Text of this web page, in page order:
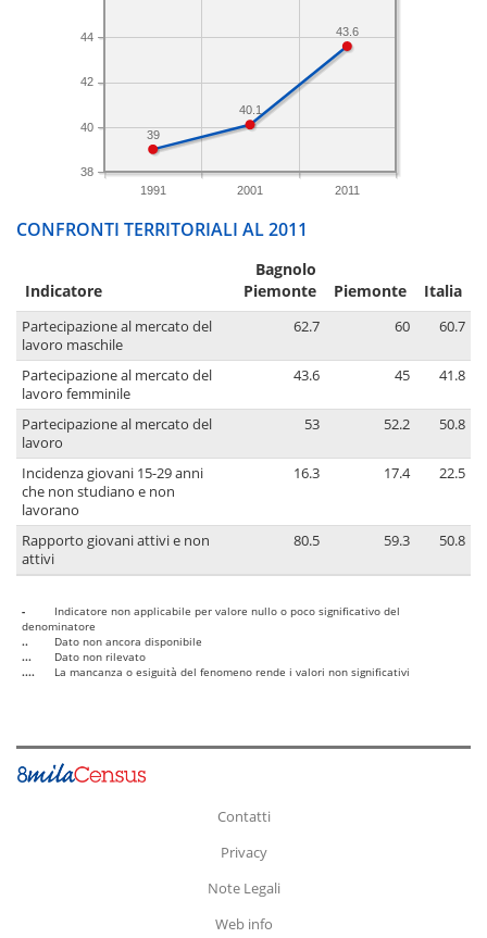
1991 2001 2011
38
40
42
44 43.6
40.1
39
CONFRONTI TERRITORIALI AL 2011
Indicatore
Bagnolo
Piemonte
Piemonte Italia
Partecipazione al mercato del
lavoro maschile
62.7 60 60.7
Partecipazione al mercato del
lavoro femminile
43.6 45 41.8
Partecipazione al mercato del
lavoro
53 52.2 50.8
Incidenza giovani 15-29 anni
che non studiano e non
lavorano
16.3 17.4 22.5
Rapporto giovani attivi e non
attivi
80.5 59.3 50.8
-
Indicatore non applicabile per valore nullo o poco significativo del
denominatore
..
Dato non ancora disponibile
...
Dato non rilevato
....
La mancanza o esiguità del fenomeno rende i valori non significativi
Contatti
Privacy
Note Legali
Web info